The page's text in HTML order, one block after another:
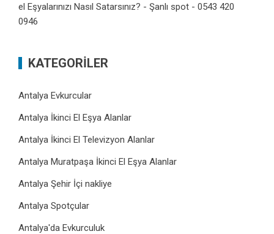
el Eşyalarınızı Nasıl Satarsınız? - Şanlı spot - 0543 420
0946
KATEGORILER
Antalya Evkurcular
Antalya İkinci El Eşya Alanlar
Antalya İkinci El Televizyon Alanlar
Antalya Muratpaşa İkinci El Eşya Alanlar
Antalya Şehir İçi nakliye
Antalya Spotçular
Antalya'da Evkurculuk